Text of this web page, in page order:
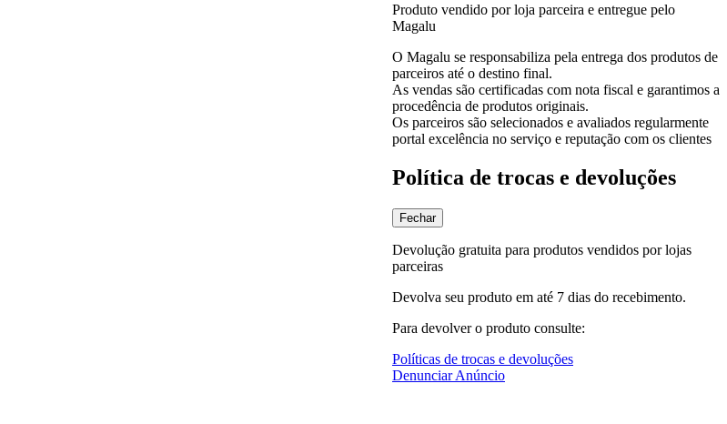
Produto vendido por loja parceira e entregue pelo
Magalu
O Magalu se responsabiliza pela entrega dos produtos de
parceiros até o destino final.
As vendas são certificadas com nota fiscal e garantimos a
procedência de produtos originais.
Os parceiros são selecionados e avaliados regularmente
portal excelência no serviço e reputação com os clientes
Política de trocas e devoluções
Fechar
Devolução gratuita para produtos vendidos por lojas
parceiras
Devolva seu produto em até 7 dias do recebimento.
Para devolver o produto consulte:
Políticas de trocas e devoluções
Denunciar Anúncio